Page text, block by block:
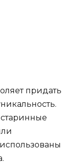
придать